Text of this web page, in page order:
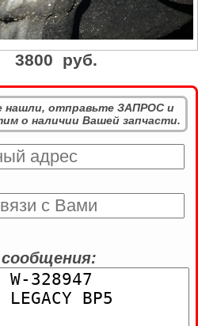
3800 руб.
нашли, отправьте ЗАПРОС и
о наличии Вашей запчасти.